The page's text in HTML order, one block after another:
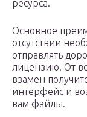
ресурса.
Основное
отсутствии
отправлять
лицензию. От
взамен
интерфейс и
вам файлы.